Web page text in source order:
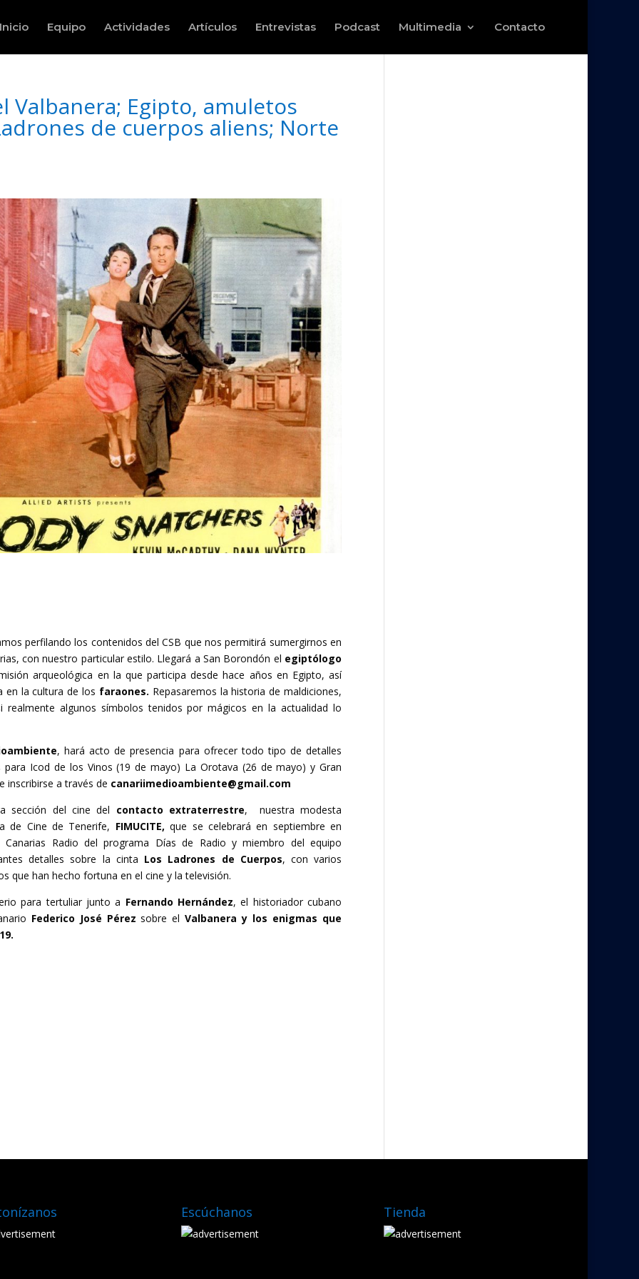
Inicio Equipo Actividades Artículos Entrevistas Podcast Multimedia Contacto
Valbanera; Egipto, amuletos
de cuerpos aliens; Norte
perfilando los contenidos del CSB que nos permitirá sumergirnos en
con nuestro particular estilo. Llegará a San Borondón el egiptólogo
arqueológica en la que participa desde hace años en Egipto, así
en la cultura de los faraones. Repasaremos la historia de maldiciones,
realmente algunos símbolos tenidos por mágicos en la actualidad lo
, hará acto de presencia para ofrecer todo tipo de detalles
Icod de los Vinos (19 de mayo) La Orotava (26 de mayo) y Gran
inscribirse a través de canariimedioambiente@gmail.com
sección del cine del contacto extraterrestre, nuestra modesta
de Cine de Tenerife, FIMUCITE, que se celebrará en septiembre en
Radio del programa Días de Radio y miembro del equipo
detalles sobre la cinta Los Ladrones de Cuerpos, con varios
que han hecho fortuna en el cine y la televisión.
para tertuliar junto a Fernando Hernández, el historiador cubano
Federico José Pérez sobre el Valbanera y los enigmas que
Escúchanos Tienda